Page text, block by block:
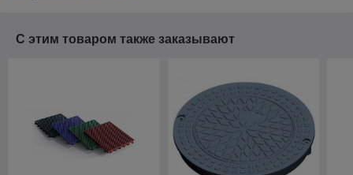
С этим товаром также заказывают